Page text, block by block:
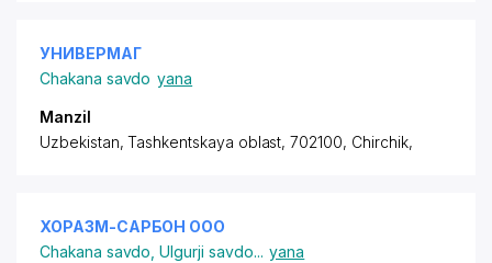
УНИВЕРМАГ
Chakana savdo yana
Manzil
Uzbekistan, Tashkentskaya oblast, 702100, Chirchik,
ХОРАЗМ-САРБОН ООО
Chakana savdo ,Ulgurji savdo... yana